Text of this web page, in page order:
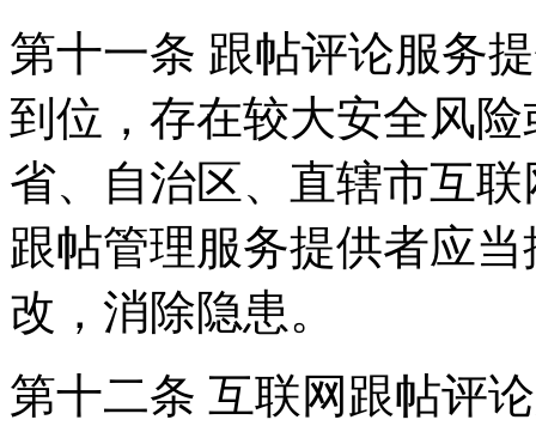
第十一条 跟帖评论服务
到位，存在较大安全风
省、自治区、直辖市互
跟帖管理服务提供者应
改，消除隐患。
第十二条 互联网跟帖评